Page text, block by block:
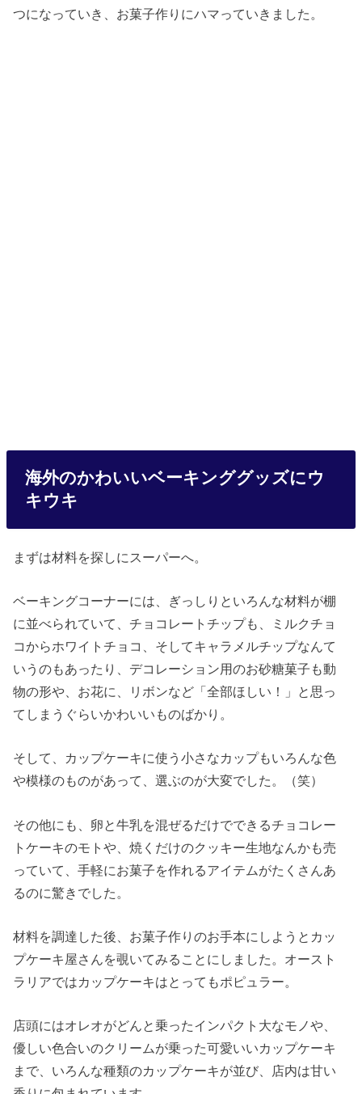
つになっていき、お菓子作りにハマっていきました。
海外のかわいいベーキンググッズにウ
キウキ
まずは材料を探しにスーパーへ。
ベーキングコーナーには、ぎっしりといろんな材料が棚
に並べられていて、チョコレートチップも、ミルクチョ
コからホワイトチョコ、そしてキャラメルチップなんて
いうのもあったり、デコレーション用のお砂糖菓子も動
物の形や、お花に、リボンなど「全部ほしい！」と思っ
てしまうぐらいかわいいものばかり。
そして、カップケーキに使う小さなカップもいろんな色
や模様のものがあって、選ぶのが大変でした。（笑）
その他にも、卵と牛乳を混ぜるだけでできるチョコレー
トケーキのモトや、焼くだけのクッキー生地なんかも売
っていて、手軽にお菓子を作れるアイテムがたくさんあ
るのに驚きでした。
材料を調達した後、お菓子作りのお手本にしようとカッ
プケーキ屋さんを覗いてみることにしました。オースト
ラリアではカップケーキはとってもポピュラー。
店頭にはオレオがどんと乗ったインパクト大なモノや、
優しい色合いのクリームが乗った可愛いいカップケーキ
まで、いろんな種類のカップケーキが並び、店内は甘い